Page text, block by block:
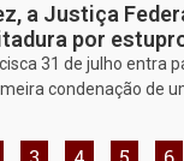
a Justiça
por
31 de julho entra
condenação de